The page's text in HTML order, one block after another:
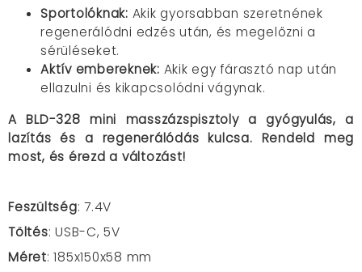
Sportolóknak: Akik gyorsabban szeretnének
regenerálódni edzés után, és megelőzni a
sérüléseket.
Aktív embereknek: Akik egy fárasztó nap után
ellazulni és kikapcsolódni vágynak.
A BLD-328 mini masszázspisztoly a gyógyulás, a
lazítás és a regenerálódás kulcsa. Rendeld meg
most, és érezd a változást!
Feszültség: 7.4V
Töltés: USB-C, 5V
Méret: 185x150x58 mm